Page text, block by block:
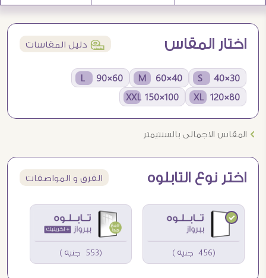
اختار المقاس í دليل المقاسات
30×40 S
40×60 M
60×90 L
80×120 XL
100×150 XXL
Ö المقاس الاجمالى بالسنتيمتر
اختر نوع التابلوه الفرق و المواصفات
(456 جنيه ) (553 جنيه )